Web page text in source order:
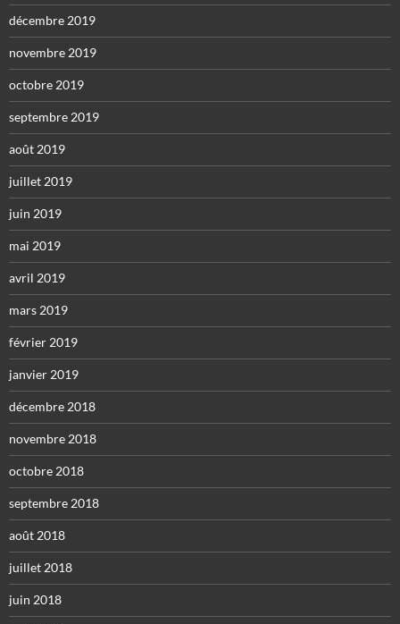
décembre 2019
novembre 2019
octobre 2019
septembre 2019
août 2019
juillet 2019
juin 2019
mai 2019
avril 2019
mars 2019
février 2019
janvier 2019
décembre 2018
novembre 2018
octobre 2018
septembre 2018
août 2018
juillet 2018
juin 2018